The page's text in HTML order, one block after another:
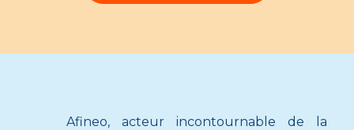
Afineo, acteur incontournable de la